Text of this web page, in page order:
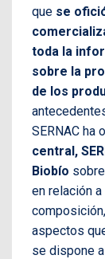
que se
toda la
sobre la
de los
SERNAC ha
central,
Biobío
en relación
aspectos
se dispone